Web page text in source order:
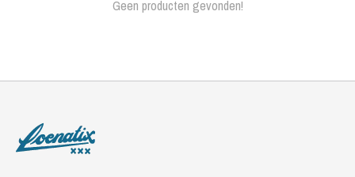
Geen producten gevonden!